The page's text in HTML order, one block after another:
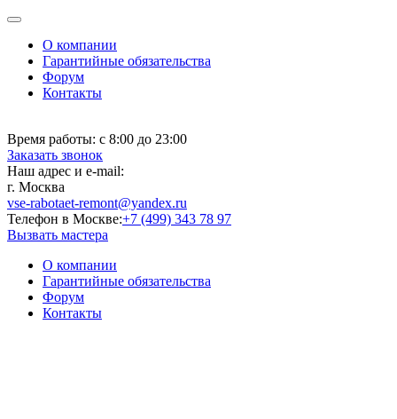
О компании
Гарантийные обязательства
Форум
Контакты
Время работы: с 8:00 до 23:00
Заказать звонок
Наш адрес и e-mail:
г. Москва
vse-rabotaet-remont@yandex.ru
Телефон в Москве:+7 (499) 343 78 97
Вызвать мастера
О компании
Гарантийные обязательства
Форум
Контакты